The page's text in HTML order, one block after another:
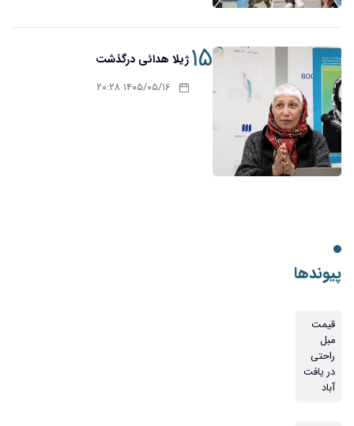
۱۵ژیلا هدائی درگذشت
۱۴۰۵/۰۵/۱۶ ۲۰:۲۸
پیوندها
قیمت
مبل
راحتی
در یافت
آباد